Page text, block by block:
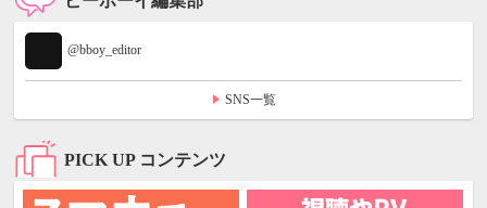
@bboy_editor
SNS一覧
PICK UP コンテンツ